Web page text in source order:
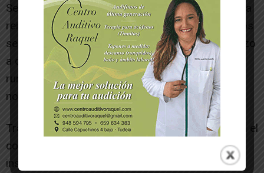
Secretaría de Política Municipal del PSN-PSOE, ha
reiterado la posición del partido en defensa de los
servicios públicos sanitarios y muestra su rechazo
a cualquier cierre o reducción de las urgencias
rurales, en especial del servicio de atención
nocturna del Centro de Salud de Fustiñana.
Tras la reunión mantenida la pasada semana con el
consejero de Salud, Fernando Domínguez, Iso
insiste en que “no vamos a apoyar ningún paso